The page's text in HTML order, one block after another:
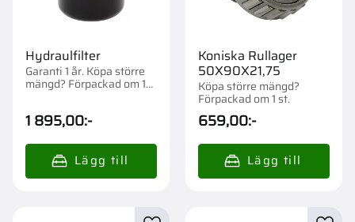
Hydraulfilter
Garanti 1 år. Köpa större
mängd? Förpackad om 1
1 895,00:-
Koniska Rullager
50X90X21,75
Köpa större mängd?
Förpackad om 1 st.
659,00:-